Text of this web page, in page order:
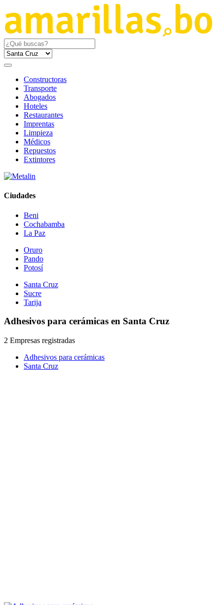
Constructoras
Transporte
Abogados
Hoteles
Restaurantes
Imprentas
Limpieza
Médicos
Repuestos
Extintores
Ciudades
Beni
Cochabamba
La Paz
Oruro
Pando
Potosí
Santa Cruz
Sucre
Tarija
Adhesivos para cerámicas en Santa Cruz
2 Empresas registradas
Adhesivos para cerámicas
Santa Cruz